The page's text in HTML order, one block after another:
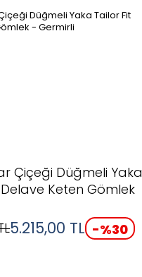
Çiçeği Düğmeli Yaka
Keten Gömlek
5.215,00 TL -%30